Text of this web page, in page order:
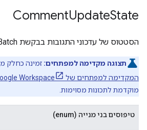
CommentUpdateState
הסטטוס של עדכוני התגובות בבקשת Batch.
תצוגה מקדימה למפתחים: זמינה כחלק מ
המקדימה למפתחים של Google Workspace
מוקדמת לתכונות מסוימות.
טיפוסים בני מנייה (enum)